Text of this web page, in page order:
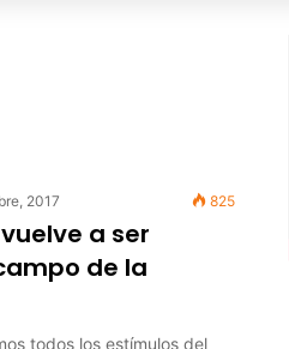
2017 825
vuelve a ser
de la
todos los estímulos del